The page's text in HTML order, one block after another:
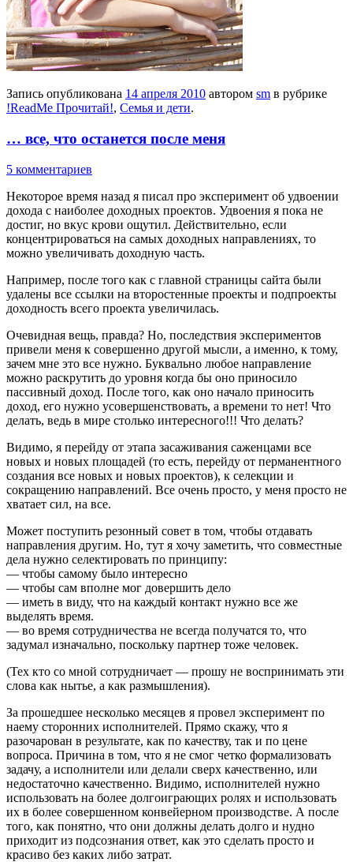
Запись опубликована 14 апреля 2010 автором sm в рубрике
!ReadMe Прочитай!, Семья и дети.
… все, что останется после меня
5 комментариев
Некоторое время назад я писал про эксперимент об удвоении
дохода с наиболее доходных проектов. Удвоения я пока не
достиг, но вкус крови ощутил. Действительно, если
концентрироваться на самых доходных направлениях, то
можно увеличивать доходную часть.
Например, после того как с главной страницы сайта были
удалены все ссылки на второстенные проекты и подпроекты
доходность всего проекта увеличилась.
Очевидная вещь, правда? Но, последствия экспериментов
привели меня к совершенно другой мысли, а именно, к тому,
зачем мне это все нужно. Буквально любое направление
можно раскрутить до уровня когда бы оно приносило
пассивный доход. После того, как оно начало приносить
доход, его нужно усовершенствовать, а времени то нет! Что
делать, ведь в мире столько интересного!!! Что делать?
Видимо, я перейду от этапа засаживания саженцами все
новых и новых площадей (то есть, перейду от перманентного
создания все новых и новых проектов), к селекции и
сокращению направлений. Все очень просто, у меня просто не
хватает сил, на все.
Может поступить резонный совет в том, чтобы отдавать
направления другим. Но, тут я хочу заметить, что совместные
дела нужно селектировать по принципу:
— чтобы самому было интересно
— чтобы сам вполне мог довершить дело
— иметь в виду, что на каждый контакт нужно все же
выделять время.
— во время сотрудничества не всегда получатся то, что
задумал изначально, поскольку партнер тоже человек.
(Тех кто со мной сотрудничает — прошу не воспринимать эти
слова как нытье, а как размышления).
За прошедшее несколько месяцев я провел эксперимент по
наему сторонних исполнителей. Прямо скажу, что я
разочарован в результате, как по качеству, так и по цене
вопроса. Причина в том, что я не смог четко формализовать
задачу, а исполнители или делали сверх качественно, или
недостаточно качественно. Видимо, исполнителей нужно
использовать на более долгоиграющих ролях и использовать
их в более совершенном конвейерном производстве. А после
того, как понятно, что они должны делать долго и нудно
приходит из подсознания ответ, как это сделать просто и
красиво без каких либо затрат.